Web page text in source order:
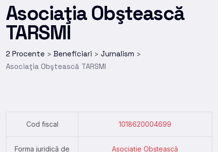
Asociaţia Obştească
TARSMI
2 Procente > Beneficiari > Jurnalism >
Asociaţia Obştească TARSMI
Cod fiscal 1018620004699
Forma juridică de
Asociație Obștească